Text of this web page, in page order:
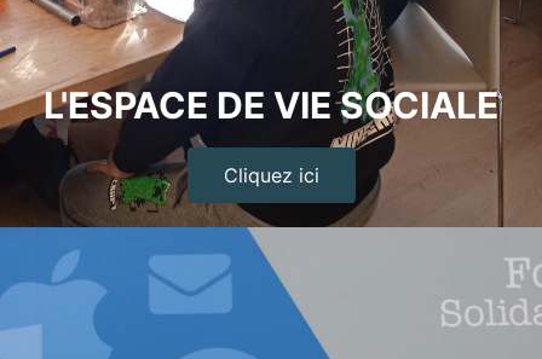
L'ESPACE DE VIE SOCIALE
Cliquez ici